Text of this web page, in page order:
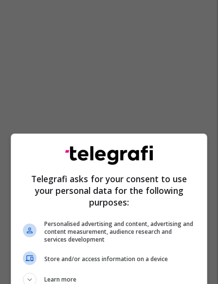
Telegrafi asks for your consent to use
your personal data for the following
purposes:
Personalised advertising and content, advertising and
content measurement, audience research and
services development
Store and/or access information on a device
Learn more